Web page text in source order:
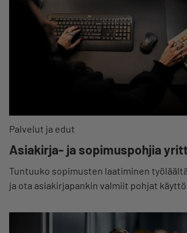
Palvelut ja edut
Asiakirja- ja sopimuspohjia
Tuntuuko sopimusten laatiminen
ja ota asiakirjapankin valmiit pohjat